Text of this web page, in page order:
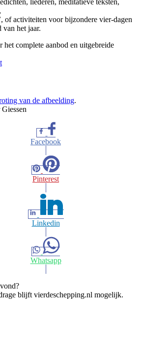
liederen, meditatieve teksten,
of activiteiten voor bijzondere vier-dagen
van het jaar.
het complete aanbod en uitgebreide
van de afbeelding.
Facebook
Pinterest
Linkedin
Whatsapp
blijft vierdeschepping.nl mogelijk.